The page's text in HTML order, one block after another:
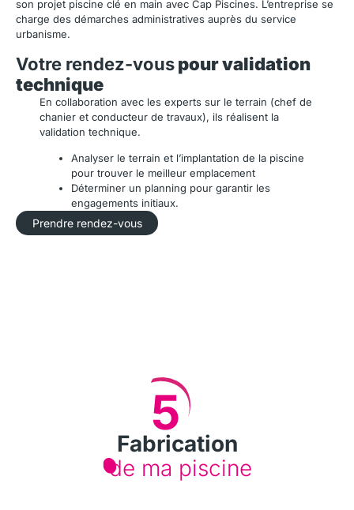
son projet piscine clé en main avec Cap Piscines. L’entreprise se
charge des démarches administratives auprès du service
urbanisme.
Votre rendez-vouspour validation
technique
En collaboration avec les experts sur le terrain (chef de
chanier et conducteur de travaux), ils réalisent la
validation technique.
Analyser le terrain et l’implantation de la piscine
pour trouver le meilleur emplacement
Déterminer un planning pour garantir les
engagements initiaux.
Prendre rendez-vous
5
Fabrication
de ma piscine